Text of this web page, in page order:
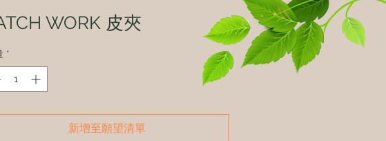
WORK 皮夾
*
新增至願望清單